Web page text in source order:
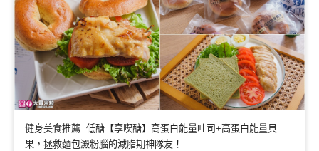
健身美食推薦│低醣【享喫醣】高蛋白能量吐司+高蛋白能量貝
果，拯救麵包澱粉腦的減脂期神隊友！